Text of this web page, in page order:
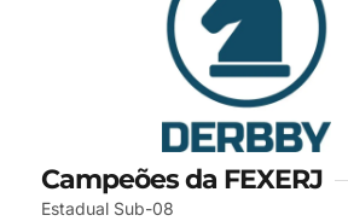
Campeões da FEXERJ
Estadual Sub-08